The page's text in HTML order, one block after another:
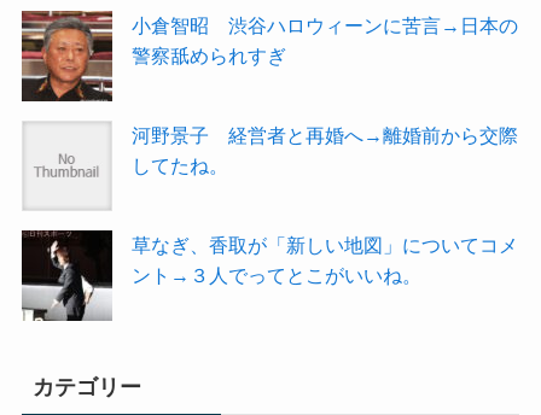
小倉智昭 渋谷ハロウィーンに苦言→日本の
警察舐められすぎ
河野景子 経営者と再婚へ→離婚前から交際
してたね。
草なぎ、香取が「新しい地図」についてコメ
ント→３人でってとこがいいね。
カテゴリー